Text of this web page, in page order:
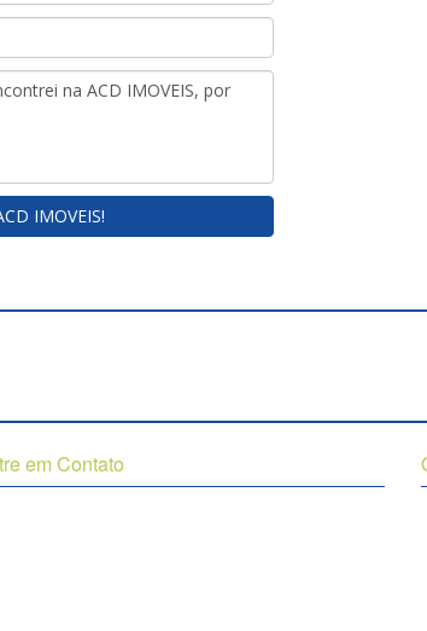
IMOVEIS!
em Contato